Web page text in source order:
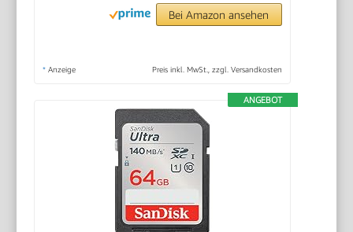
Bei Amazon ansehen
* Anzeige Preis inkl. MwSt., zzgl. Versandkosten
ANGEBOT